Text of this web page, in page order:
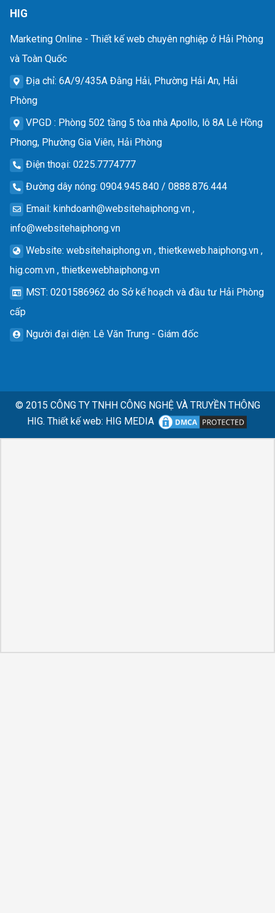
HIG
Marketing Online - Thiết kế web chuyên nghiệp ở Hải Phòng
và Toàn Quốc
Địa chỉ: 6A/9/435A Đằng Hải, Phường Hải An, Hải
Phòng
VPGD : Phòng 502 tầng 5 tòa nhà Apollo, lô 8A Lê Hồng
Phong, Phường Gia Viên, Hải Phòng
Điện thoại: 0225.7774777
Đường dây nóng: 0904.945.840 / 0888.876.444
Email : kinhdoanh@websitehaiphong.vn ,
info@websitehaiphong.vn
Website: websitehaiphong.vn , thietkeweb.haiphong.vn ,
hig.com.vn , thietkewebhaiphong.vn
MST: 0201586962 do Sở kế hoạch và đầu tư Hải Phòng
cấp
Người đại diện: Lê Văn Trung - Giám đốc
© 2015 CÔNG TY TNHH CÔNG NGHỆ VÀ TRUYỀN THÔNG
HIG. Thiết kế web: HIG MEDIA